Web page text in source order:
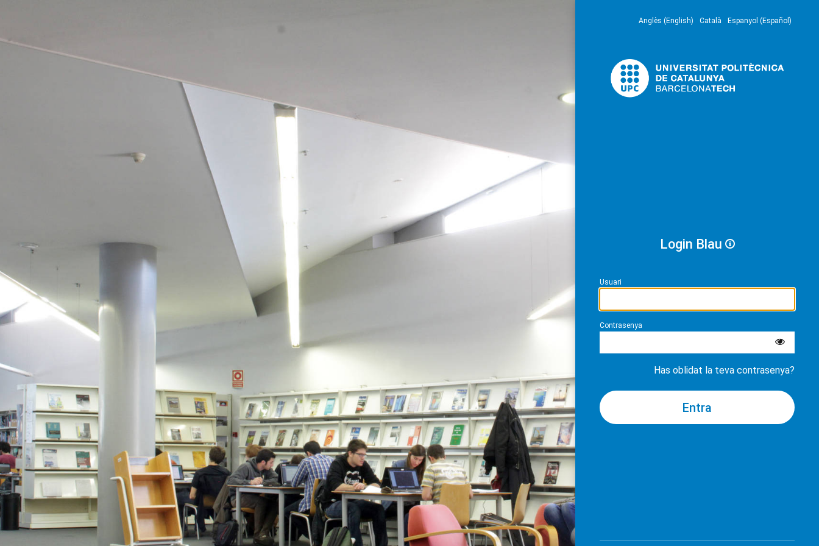
Anglès (English) Català Espanyol (Español)
Login Blau
Usuari
Contrasenya
Has oblidat la teva contrasenya?